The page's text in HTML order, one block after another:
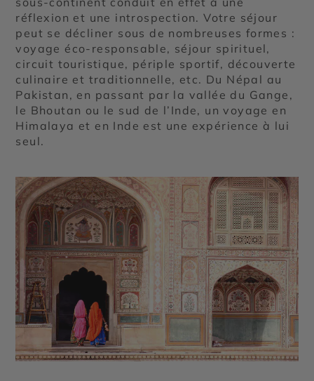
réflexion et une introspection. Votre séjour
peut se décliner sous de nombreuses formes :
voyage éco-responsable, séjour spirituel,
circuit touristique, périple sportif, découverte
culinaire et traditionnelle, etc. Du Népal au
Pakistan, en passant par la vallée du Gange,
le Bhoutan ou le sud de l’Inde, un voyage en
Himalaya et en Inde est une expérience à lui
seul.
©